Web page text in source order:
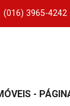
(016) 3965-4242
-